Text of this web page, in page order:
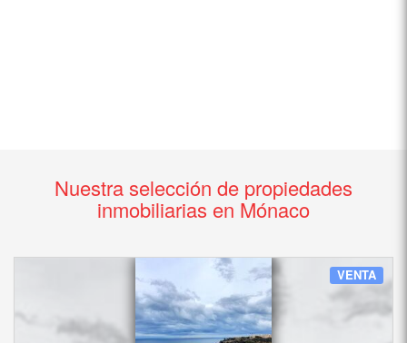
Nuestra selección de propiedades
inmobiliarias en Mónaco
VENTA